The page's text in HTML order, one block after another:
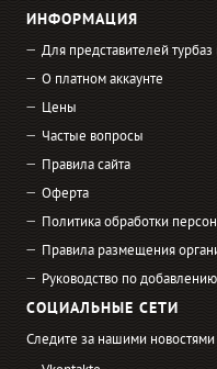
ИНФОРМАЦИЯ
Для представителей турбаз
О платном аккаунте
Цены
Частые вопросы
Правила сайта
Оферта
Политика обработки
Правила размещения
Руководство по
СОЦИАЛЬНЫЕ СЕТИ
Следите за нашими